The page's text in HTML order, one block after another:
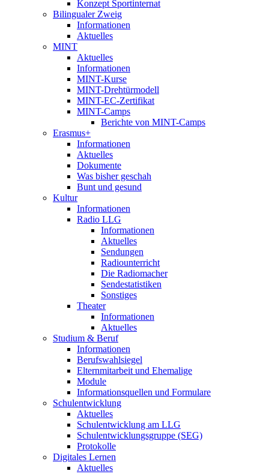
Konzept Sportinternat
Bilingualer Zweig
Informationen
Aktuelles
MINT
Aktuelles
Informationen
MINT-Kurse
MINT-Drehtürmodell
MINT-EC-Zertifikat
MINT-Camps
Berichte von MINT-Camps
Erasmus+
Informationen
Aktuelles
Dokumente
Was bisher geschah
Bunt und gesund
Kultur
Informationen
Radio LLG
Informationen
Aktuelles
Sendungen
Radiounterricht
Die Radiomacher
Sendestatistiken
Sonstiges
Theater
Informationen
Aktuelles
Studium & Beruf
Informationen
Berufswahlsiegel
Elternmitarbeit und Ehemalige
Module
Informationsquellen und Formulare
Schulentwicklung
Aktuelles
Schulentwicklung am LLG
Schulentwicklungsgruppe (SEG)
Protokolle
Digitales Lernen
Aktuelles